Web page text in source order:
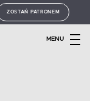
ZOSTAŃ PATRONEM
MENU